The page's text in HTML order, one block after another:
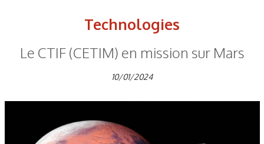
Technologies
Le CTIF (CETIM) en mission sur Mars
10/01/2024